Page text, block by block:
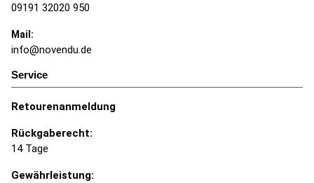
09191 32020 950
Mail:
info@novendu.de
Service
Retourenanmeldung
Rückgaberecht:
14 Tage
Gewährleistung: